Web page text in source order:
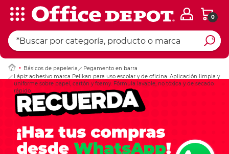
0
Básicos de papeleria
Pegamento en barra
Lápiz adhesivo marca Pelikan para uso escolar y de oficina. Aplicación limpia y
uniforme sobre papel, cartón y foamy. Fórmula lavable, no tóxica y de secado
rápido.
Ingresar Codigo